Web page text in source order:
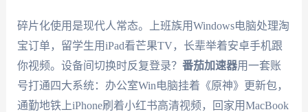
碎片化使用是现代人常态。上班族用Windows电脑处理淘
宝订单，留学生用iPad看芒果TV，长辈举着安卓手机跟
你视频。设备间切换时反复登录？ 番茄加速器用一套账
号打通四大系统：办公室Win电脑挂着《原神》更新包，
通勤地铁上iPhone刷着小红书高清视频，回家用MacBook